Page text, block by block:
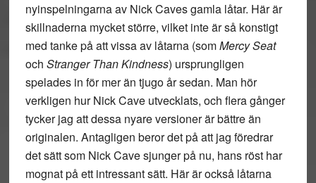
nyinspelningarna av Nick Caves gamla låtar. Här är
skillnaderna mycket större, vilket inte är så konstigt
med tanke på att vissa av låtarna (somMercy Seat
och Stranger Than Kindness) ursprungligen
spelades in för mer än tjugo år sedan. Man hör
verkligen hur Nick Cave utvecklats, och flera gånger
tycker jag att dessa nyare versioner är bättre än
originalen. Antagligen beror det på att jag föredrar
det sätt som Nick Cave sjunger på nu, hans röst har
mognat på ett intressant sätt. Här är också låtarna